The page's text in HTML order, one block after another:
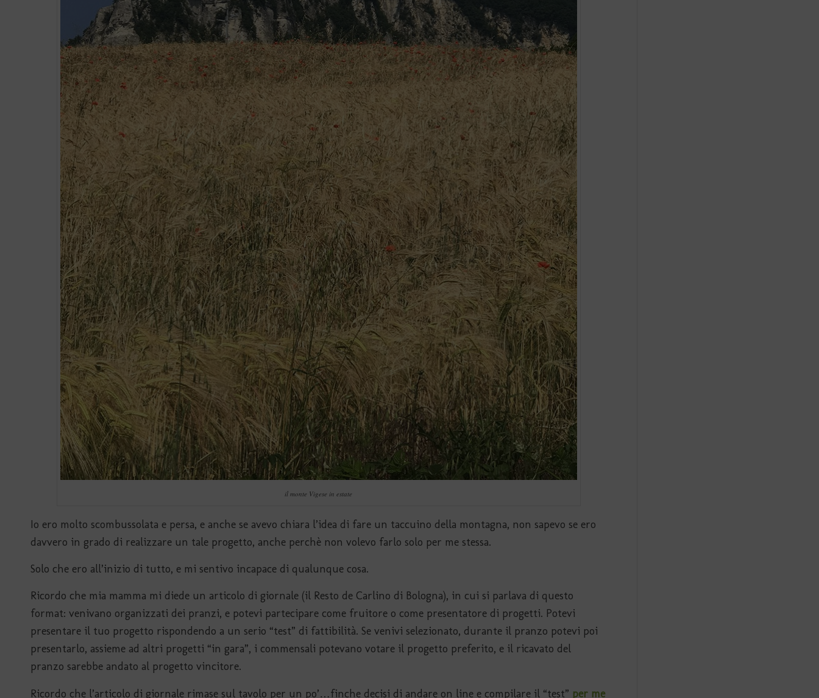
il monte Vigese in estate
Io ero molto scombussolata e persa, e anche se avevo chiara l’idea di fare un taccuino della montagna, non sapevo se ero
davvero in grado di realizzare un tale progetto, anche perchè non volevo farlo solo per me stessa.
Solo che ero all’inizio di tutto, e mi sentivo incapace di qualunque cosa.
Ricordo che mia mamma mi diede un articolo di giornale (il Resto de Carlino di Bologna), in cui si parlava di questo
format: venivano organizzati dei pranzi, e potevi partecipare come fruitore o come presentatore di progetti. Potevi
presentare il tuo progetto rispondendo a un serio “test” di fattibilità. Se venivi selezionato, durante il pranzo potevi poi
presentarlo, assieme ad altri progetti “in gara”, i commensali potevano votare il progetto preferito, e il ricavato del
pranzo sarebbe andato al progetto vincitore.
Ricordo che l’articolo di giornale rimase sul tavolo per un po’…finche decisi di andare on line e compilare il “test” per me